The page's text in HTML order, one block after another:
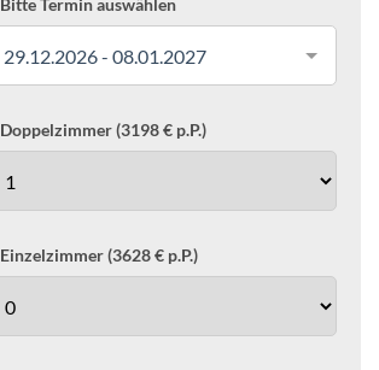
Bitte Termin auswählen
29.12.2026 - 08.01.2027
Doppelzimmer (3198 € p.P.)
Einzelzimmer (3628 € p.P.)